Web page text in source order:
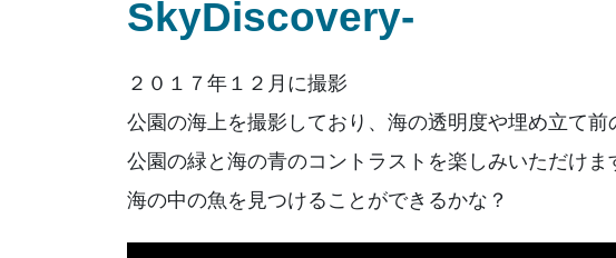
SkyDiscovery-
２０１７年１２月に撮影
公園の海上を撮影しており、海の透明度や埋め立て
公園の緑と海の青のコントラストを楽しみいただけま
海の中の魚を見つけることができるかな？